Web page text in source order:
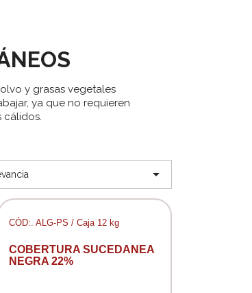
y grasas vegetales
ya que no requieren

CÓD:. ALG-PS / Caja 12 kg
COBERTURA SUCEDANEA
NEGRA 22%